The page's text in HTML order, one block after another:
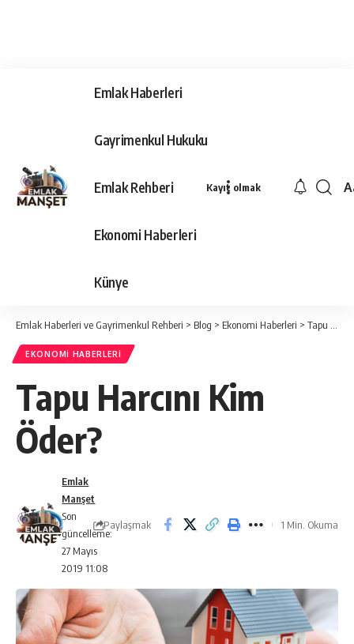
Emlak Haberleri
Gayrimenkul Hukuku
Emlak Rehberi
Ekonomi Haberleri
Künye
Kayıt olmak
Emlak Haberleri ve Gayrimenkul Rehberi > Blog > Ekonomi Haberleri > Tapu Harcını Kim Öder?
EKONOMI HABERLERI
Tapu Harcını Kim
Öder?
Son
güncelleme:
27 Mayıs
2019 11:08
Emlak
Manşet
Paylaşmak 1 Min. Okuma